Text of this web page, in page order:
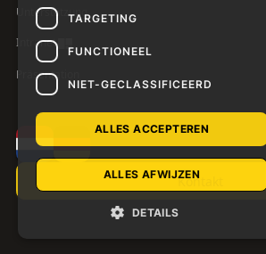
Unterstützung
Intranet
Präsentation
Kontakt
TARGETING
FUNCTIONEEL
NIET-GECLASSIFICEERD
ALLES ACCEPTEREN
ALLES AFWIJZEN
DETAILS